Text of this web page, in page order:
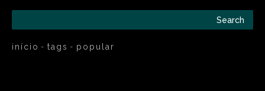
Search
início tags popular